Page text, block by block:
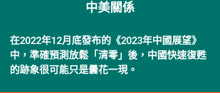
中美關係
在2022年12月底發布的《2023年中國展望》
中，準確預測放鬆「清零」後，中國快速復甦
的跡象很可能只是曇花一現。